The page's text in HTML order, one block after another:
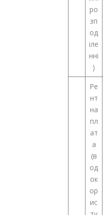
ро
зп
од
іле
нні
)
Ре
нт
на
пл
ат
а
(в
од
ок
ор
ис